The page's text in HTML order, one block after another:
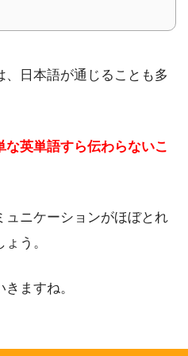
、日本語が通じることも多
な英単語すら伝わらないこ
ュニケーションがほぼとれ
う。
ますね。